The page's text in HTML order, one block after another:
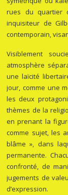
rues du quartier
inquisiteur de
contemporain,
Visiblement
atmosphère
une laïcité
jour, comme une
les deux
thèmes de la
en prenant la
comme sujet, les
blâme », dans
permanente.
confronté, de
jugements de
d’expression.